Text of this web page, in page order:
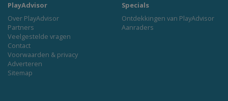
PlayAdvisor
Over PlayAdvisor
Partners
Veelgestelde vragen
Contact
Voorwaarden & privacy
Adverteren
Sitemap
Specials
Ontdekkingen van PlayAdvisor
Aanraders